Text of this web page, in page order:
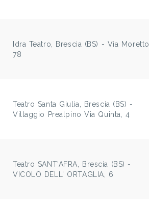
Idra Teatro, Brescia (BS) - Via Moretto
78
Teatro Santa Giulia, Brescia (BS) -
Villaggio Prealpino Via Quinta, 4
Teatro SANT'AFRA, Brescia (BS) -
VICOLO DELL' ORTAGLIA, 6